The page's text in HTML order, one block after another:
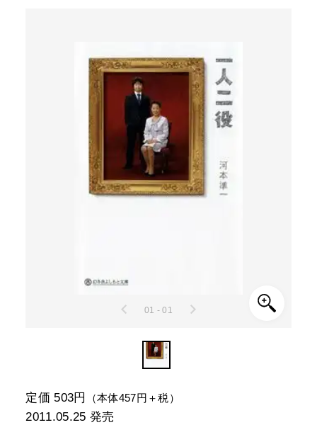
01 - 01
定価 503円 （本体457円＋税）
2011.05.25 発売